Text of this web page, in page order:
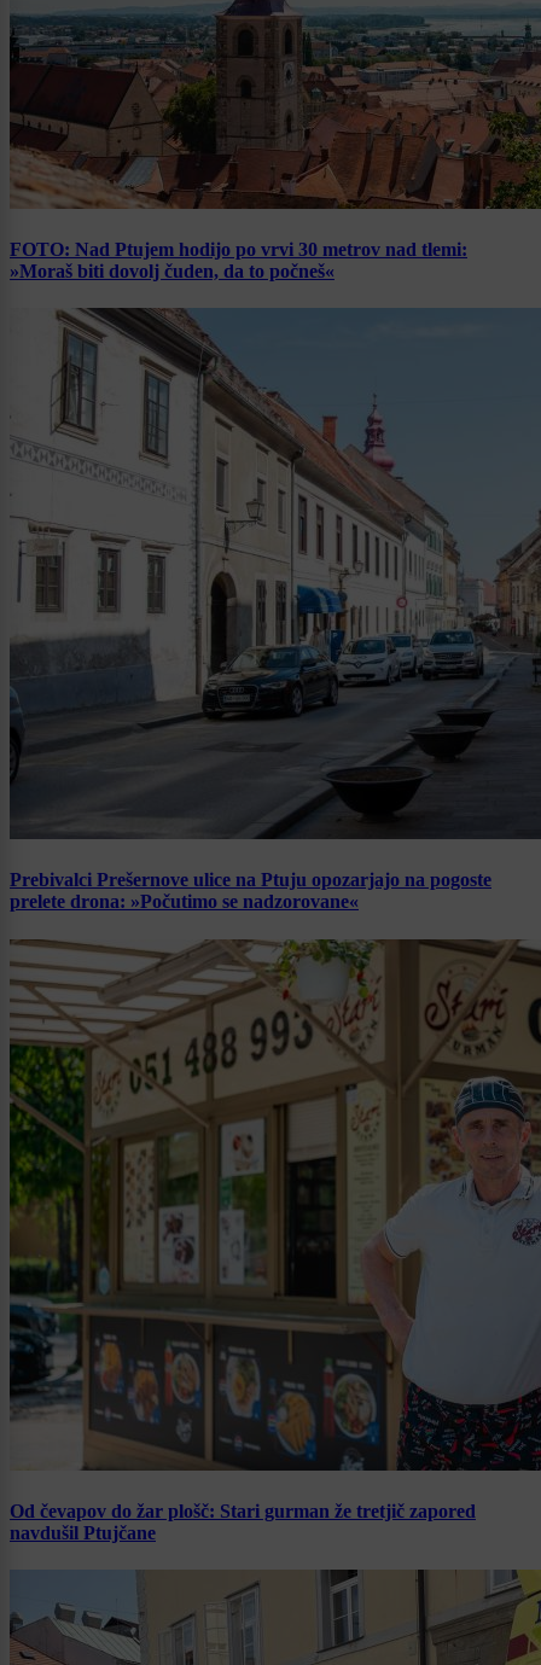
FOTO: Nad Ptujem hodijo po vrvi 30 metrov nad tlemi:
»Moraš biti dovolj čuden, da to počneš«
Prebivalci Prešernove ulice na Ptuju opozarjajo na pogoste
prelete drona: »Počutimo se nadzorovane«
Od čevapov do žar plošč: Stari gurman že tretjič zapored
navdušil Ptujčane